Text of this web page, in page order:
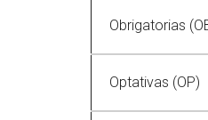
Obrigatorias
Optativas (OP)